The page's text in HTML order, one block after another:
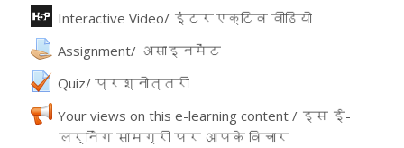
Interactive Video/ इंटरएक्टिव वीडियोఇంటరాక్టివ్ కంటెంట్
Assignment/ असाइनमेंट
అసైన్మెంట్
Quiz/ प्रश्नोत्तरी
Your views on this e-learning content / इस ई-
लर्निंग सामग्री पर आपके विचार
Feedback